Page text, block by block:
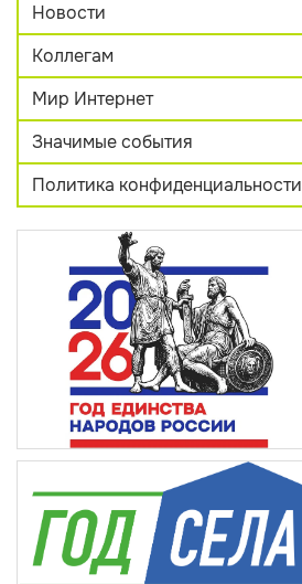
Новости
Коллегам
Мир Интернет
Значимые события
Политика конфиденциальности